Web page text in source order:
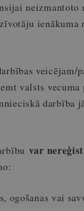
veicējam/
valsts
darbība
var
ogošanas vai